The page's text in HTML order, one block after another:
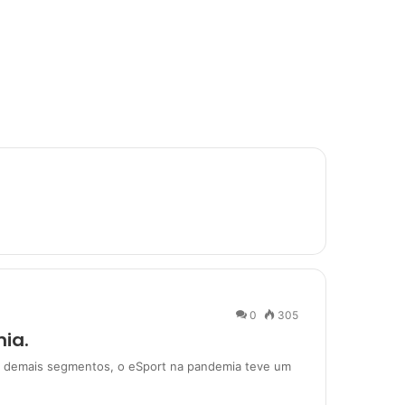
0 305
segmentos, o eSport na pandemia teve um